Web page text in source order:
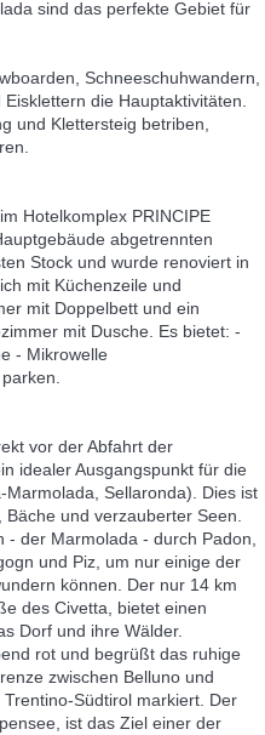
sind das perfekte Gebiet für
Schneeschuhwandern,
die Hauptaktivitäten.
und Klettersteig betriben,
Hotelkomplex PRINCIPE
abgetrennten
Stock und wurde renoviert in
mit Küchenzeile und
mit Doppelbett und ein
mit Dusche. Es bietet: -
- Mikrowelle
vor der Abfahrt der
idealer Ausgangspunkt für die
Sellaronda). Dies ist
und verzauberter Seen.
- der Marmolada - durch Padon,
und Piz, um nur einige der
können. Der nur 14 km
des Civetta, bietet einen
Dorf und ihre Wälder.
rot und begrüßt das ruhige
zwischen Belluno und
Südtirol markiert. Der
ist das Ziel einer der